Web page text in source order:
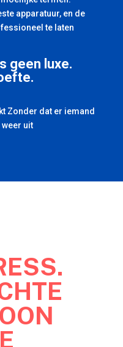
apparatuur, en de
te laten
geen luxe.
Zonder dat er iemand
uit